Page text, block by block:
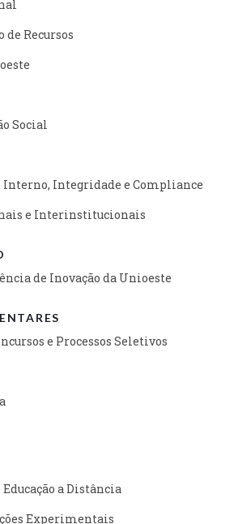
de Recursos
Social
Interno, Integridade e Compliance
e Interinstitucionais
de Inovação da Unioeste
e Processos Seletivos
a Distância
Experimentais